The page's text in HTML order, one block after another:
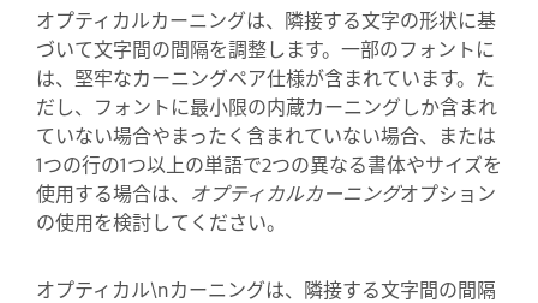
オプティカルカーニングは、隣接する文字の形状に基
づいて文字間の間隔を調整します。一部のフォントに
は、堅牢なカーニングペア仕様が含まれています。た
だし、フォントに最小限の内蔵カーニングしか含まれ
ていない場合やまったく含まれていない場合、または
1つの行の1つ以上の単語で2つの異なる書体やサイズを
使用する場合は、 オプティカルカーニングオプション
の使用を検討してください。
オプティカル\nカーニングは、隣接する文字間の間隔